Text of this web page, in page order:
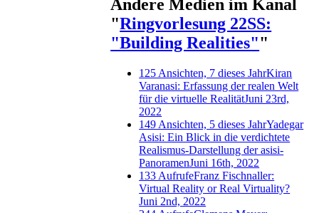
Andere Medien im Kanal
"Ringvorlesung 22SS:
"Building Realities""
125 Ansichten, 7 dieses JahrKiran
Varanasi: Erfassung der realen Welt
für die virtuelle RealitätJuni 23rd,
2022
149 Ansichten, 5 dieses JahrYadegar
Asisi: Ein Blick in die verdichtete
Realismus-Darstellung der asisi-
PanoramenJuni 16th, 2022
133 AufrufeFranz Fischnaller:
Virtual Reality or Real Virtuality?
Juni 2nd, 2022